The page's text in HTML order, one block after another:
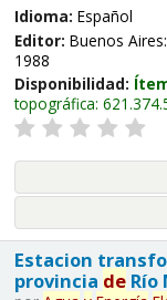
Idioma: Español
Editor: Buenos Aires:
1988
Disponibilidad:
topográfica:
Estacion
provincia deRío